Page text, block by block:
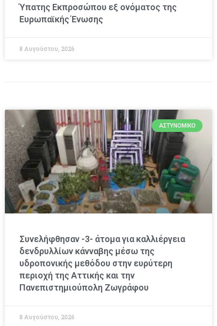
Ύπατης Εκπροσώπου εξ ονόματος της
Ευρωπαϊκής Ένωσης
8 Αυγούστου, 2026
ΑΣΤΥΝΟΜΙΚΌ
Συνελήφθησαν -3- άτομα για καλλιέργεια
δενδρυλλίων κάνναβης μέσω της
υδροπονικής μεθόδου στην ευρύτερη
περιοχή της Αττικής και την
Πανεπιστημιούπολη Ζωγράφου
8 Αυγούστου, 2026